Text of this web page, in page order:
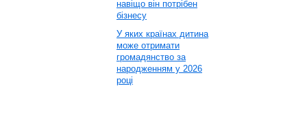
навіщо він потрібен
бізнесу
У яких країнах дитина
може отримати
громадянство за
народженням у 2026
році